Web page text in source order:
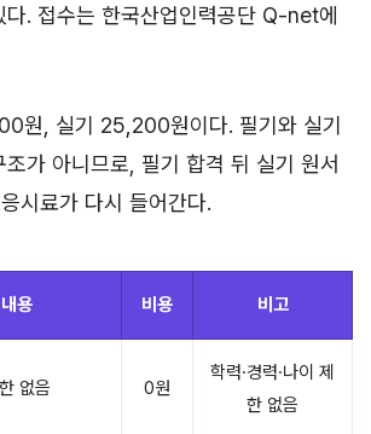
다. 접수는 한국산업인력공단 Q-net에
원, 실기 25,200원이다. 필기와 실기
가 아니므로, 필기 합격 뒤 실기 원서
시료가 다시 들어간다.
내용 비용 비고
없음 0원
학력·경력·나이 제
한 없음